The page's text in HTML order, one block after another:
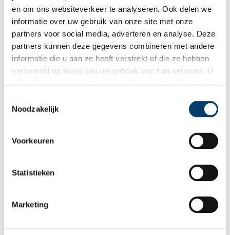
en om ons websiteverkeer te analyseren. Ook delen we
informatie over uw gebruik van onze site met onze
partners voor social media, adverteren en analyse. Deze
partners kunnen deze gegevens combineren met andere
informatie die u aan ze heeft verstrekt of die ze hebben
verzameld op basis van uw gebruik van hun services. U
Noodzakelijk
Voorkeuren
Statistieken
Marketing
waarvan men grasland maakt. Sinds deze tijd is de hele dijk met
gras begroeid.
De begroeide Velserdijk met restanten van de Hadersluis in 1975. Beeld: Noord-
Auteur: Eva van Dijk.
Publicatiedatum: 16/06/2011